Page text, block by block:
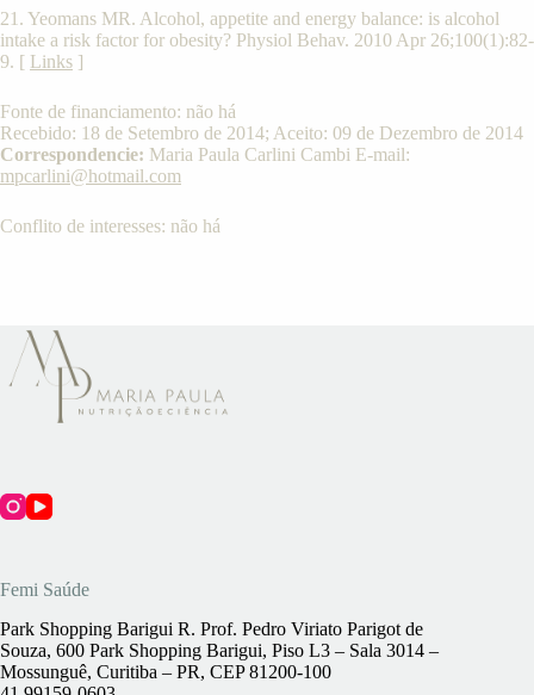
21. Yeomans MR. Alcohol, appetite and energy balance: is alcohol
intake a risk factor for obesity? Physiol Behav. 2010 Apr 26;100(1):82-
9. [ Links ]
Fonte de financiamento: não há
Recebido: 18 de Setembro de 2014; Aceito: 09 de Dezembro de 2014
Correspondencie: Maria Paula Carlini Cambi E-mail:
mpcarlini@hotmail.com
Conflito de interesses: não há
Femi Saúde
Park Shopping Barigui R. Prof. Pedro Viriato Parigot de
Souza, 600 Park Shopping Barigui, Piso L3 – Sala 3014 –
Mossunguê, Curitiba – PR, CEP 81200-100